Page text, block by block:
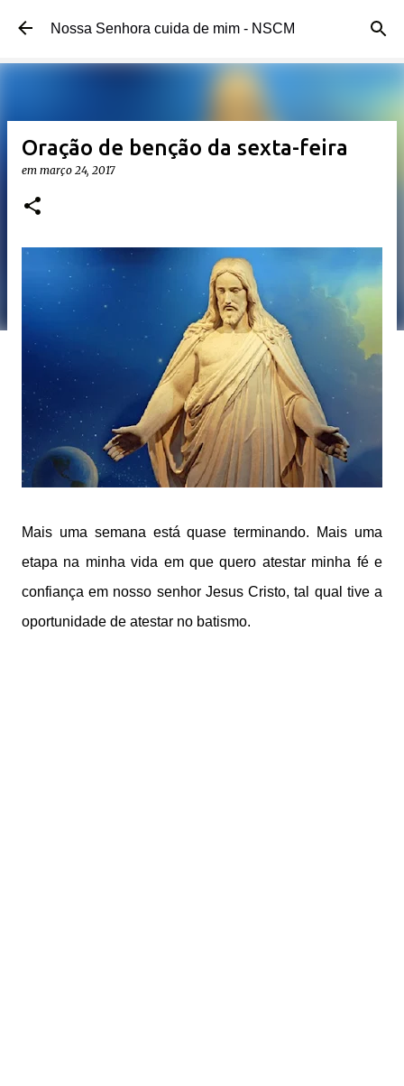
Pular para o conteúdo principal
Nossa Senhora cuida de mim - NSCM
Oração de benção da sexta-feira
em março 24, 2017
Mais uma semana está quase terminando. Mais uma
etapa na minha vida em que quero atestar minha fé e
confiança em nosso senhor Jesus Cristo, tal qual tive a
oportunidade de atestar no batismo.